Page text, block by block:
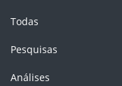
Todas
Pesquisas
Análises